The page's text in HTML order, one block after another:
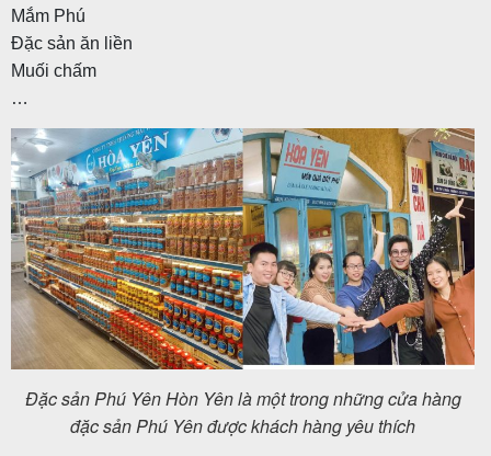
Mắm Phú
Đặc sản ăn liền
Muối chấm
…
Đặc sản Phú Yên Hòn Yên là một trong những cửa hàng
đặc sản Phú Yên được khách hàng yêu thích